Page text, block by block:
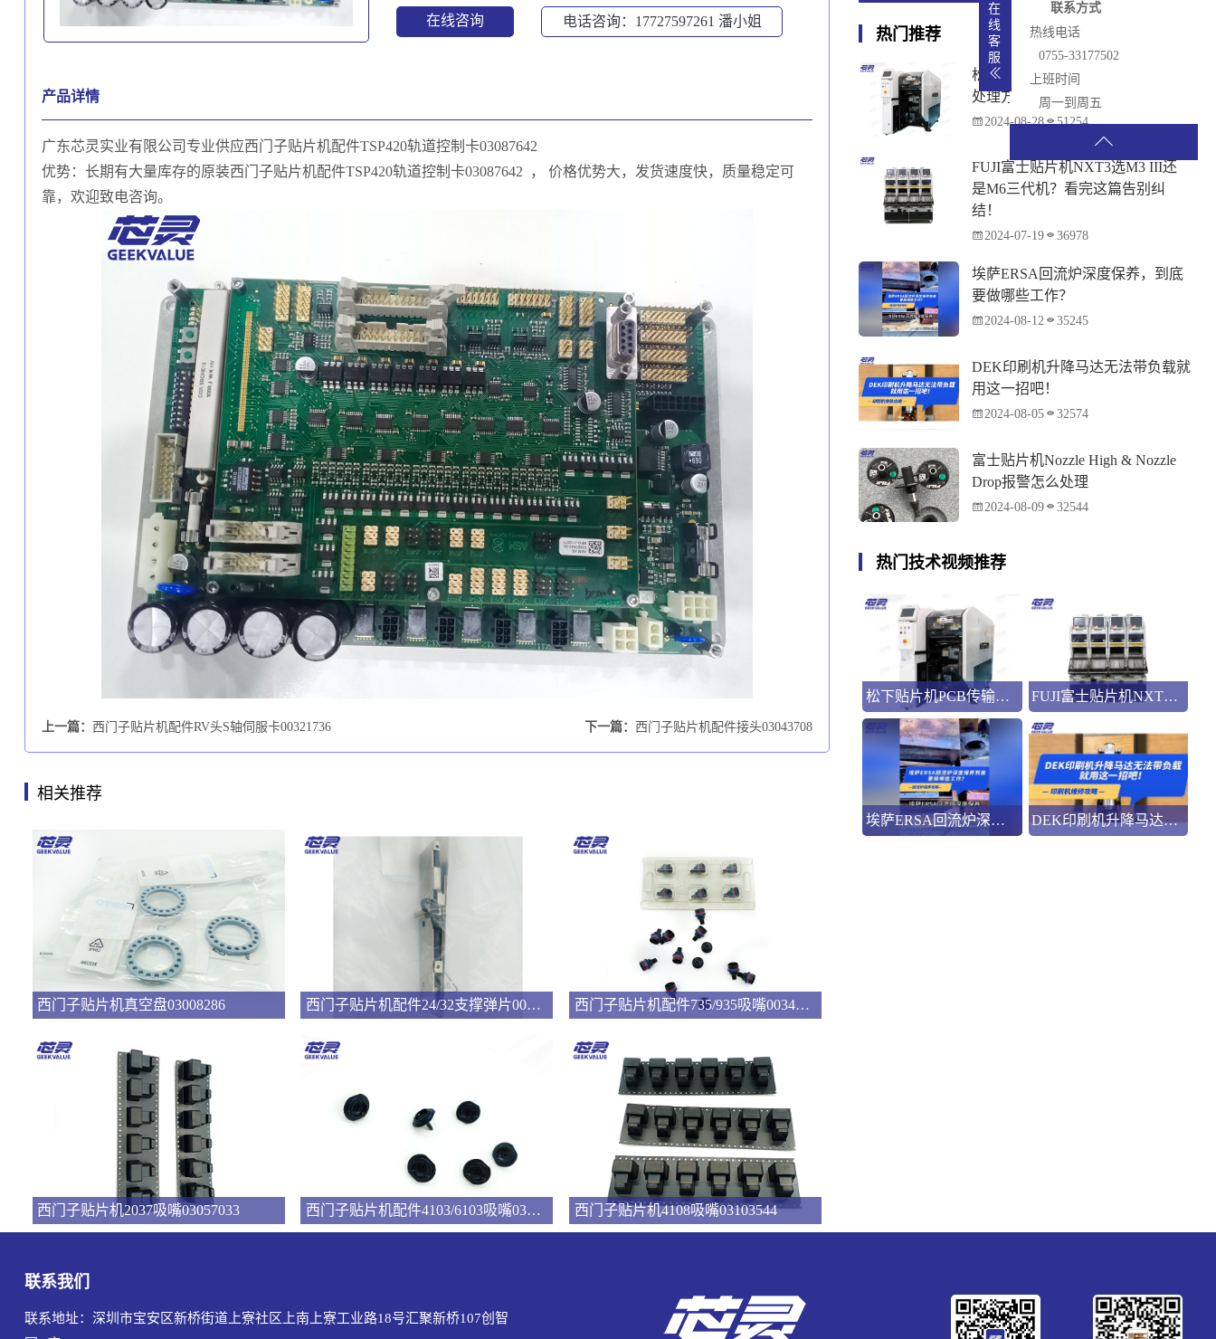
在线咨询 电话咨询：17727597261 潘小姐
产品详情
广东芯灵实业有限公司专业供应西门子贴片机配件TSP420轨道控制卡03087642
优势：长期有大量库存的原装西门子贴片机配件TSP420轨道控制卡03087642 ， 价格优势大，发货速度快，质量稳定可
靠，欢迎致电咨询。
上一篇： 西门子贴片机配件RV头S轴伺服卡00321736 下一篇： 西门子贴片机配件接头03043708
相关推荐
西门子贴片机真空盘03008286 西门子贴片机配件24/32支撑弹片00322181 西门子贴片机配件735/935吸嘴00346524
西门子贴片机2037吸嘴03057033 西门子贴片机配件4103/6103吸嘴03101981 西门子贴片机4108吸嘴03103544
热门推荐
松下贴片机PCB传输不畅的原因与
处理方法
2024-08-28 51254
FUJI富士贴片机NXT3选M3 III还
是M6三代机？看完这篇告别纠
结！
2024-07-19 36978
埃萨ERSA回流炉深度保养，到底
要做哪些工作？
2024-08-12 35245
DEK印刷机升降马达无法带负载就
用这一招吧！
2024-08-05 32574
富士贴片机Nozzle High & Nozzle
Drop报警怎么处理
2024-08-09 32544
热门技术视频推荐
松下贴片机PCB传输不畅的原因与处理方法 FUJI富士贴片机NXT3选M3 III还是M6三代机？看完这篇告别纠结！
埃萨ERSA回流炉深度保养，到底要做哪些工作？ DEK印刷机升降马达无法带负载就用这一招吧！
联系我们
联系地址：深圳市宝安区新桥街道上寮社区上南上寮工业路18号汇聚新桥107创智
联系方式
热线电话
0755-33177502
上班时间
周一到周五
在
线
客
服